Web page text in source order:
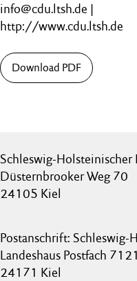
info@cdu.ltsh.de |
http://www.cdu.ltsh.de
Download PDF
Schleswig-Holsteinischer
Düsternbrooker Weg 70
24105 Kiel
Postanschrift: Schleswig-
Landeshaus Postfach 7121
24171 Kiel